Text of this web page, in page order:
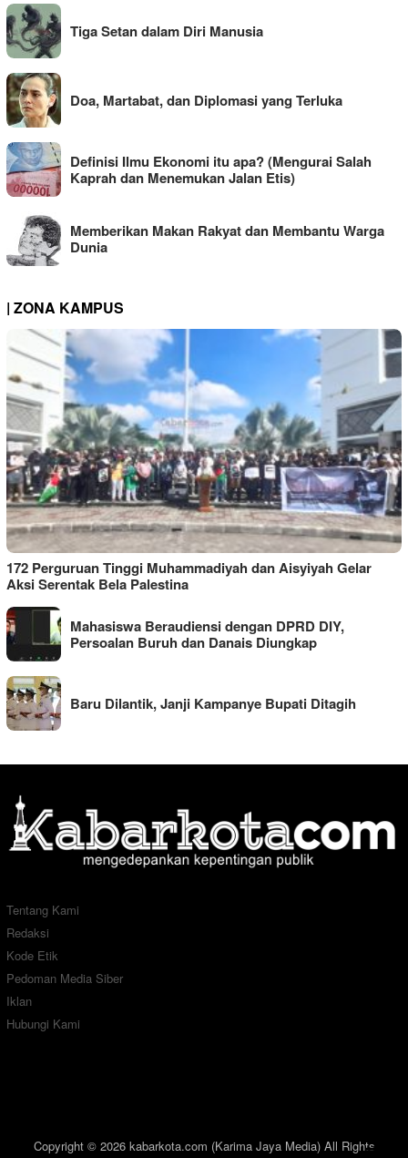
Tiga Setan dalam Diri Manusia
Doa, Martabat, dan Diplomasi yang Terluka
Definisi Ilmu Ekonomi itu apa? (Mengurai Salah
Kaprah dan Menemukan Jalan Etis)
Memberikan Makan Rakyat dan Membantu Warga
Dunia
| ZONA KAMPUS
172 Perguruan Tinggi Muhammadiyah dan Aisyiyah Gelar
Aksi Serentak Bela Palestina
Mahasiswa Beraudiensi dengan DPRD DIY,
Persoalan Buruh dan Danais Diungkap
Baru Dilantik, Janji Kampanye Bupati Ditagih
Tentang Kami
Redaksi
Kode Etik
Pedoman Media Siber
Iklan
Hubungi Kami
Copyright © 2026 kabarkota.com (Karima Jaya Media) All Rights